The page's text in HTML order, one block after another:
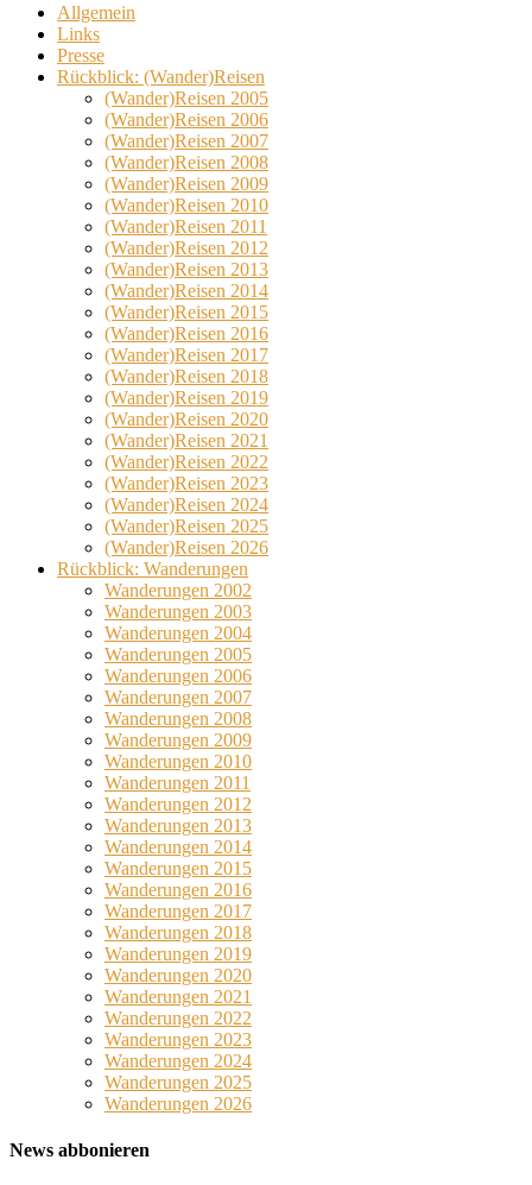
Allgemein
Links
Presse
Rückblick: (Wander)Reisen
(Wander)Reisen 2005
(Wander)Reisen 2006
(Wander)Reisen 2007
(Wander)Reisen 2008
(Wander)Reisen 2009
(Wander)Reisen 2010
(Wander)Reisen 2011
(Wander)Reisen 2012
(Wander)Reisen 2013
(Wander)Reisen 2014
(Wander)Reisen 2015
(Wander)Reisen 2016
(Wander)Reisen 2017
(Wander)Reisen 2018
(Wander)Reisen 2019
(Wander)Reisen 2020
(Wander)Reisen 2021
(Wander)Reisen 2022
(Wander)Reisen 2023
(Wander)Reisen 2024
(Wander)Reisen 2025
(Wander)Reisen 2026
Rückblick: Wanderungen
Wanderungen 2002
Wanderungen 2003
Wanderungen 2004
Wanderungen 2005
Wanderungen 2006
Wanderungen 2007
Wanderungen 2008
Wanderungen 2009
Wanderungen 2010
Wanderungen 2011
Wanderungen 2012
Wanderungen 2013
Wanderungen 2014
Wanderungen 2015
Wanderungen 2016
Wanderungen 2017
Wanderungen 2018
Wanderungen 2019
Wanderungen 2020
Wanderungen 2021
Wanderungen 2022
Wanderungen 2023
Wanderungen 2024
Wanderungen 2025
Wanderungen 2026
News abbonieren